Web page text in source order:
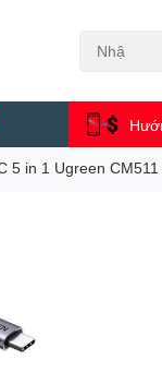
5 in 1 Ugreen